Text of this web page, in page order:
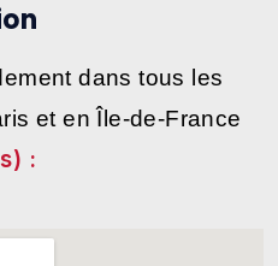
dans tous les
et en Île-de-France
: